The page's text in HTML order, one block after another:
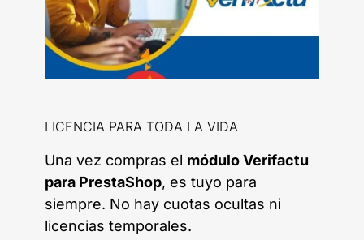
LICENCIA PARA TODA LA VIDA
Una vez compras el módulo Verifactu
para PrestaShop, es tuyo para
siempre. No hay cuotas ocultas ni
licencias temporales.